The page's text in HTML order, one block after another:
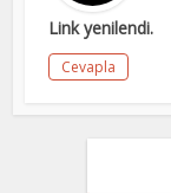
Link yenilendi.
Cevapla